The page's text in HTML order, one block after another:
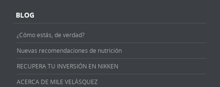
BLOG
¿Cómo estás, de verdad?
Nuevas recomendaciones de nutrición
RECUPERA TU INVERSIÓN EN NIKKEN
ACERCA DE MILE VELÁSQUEZ